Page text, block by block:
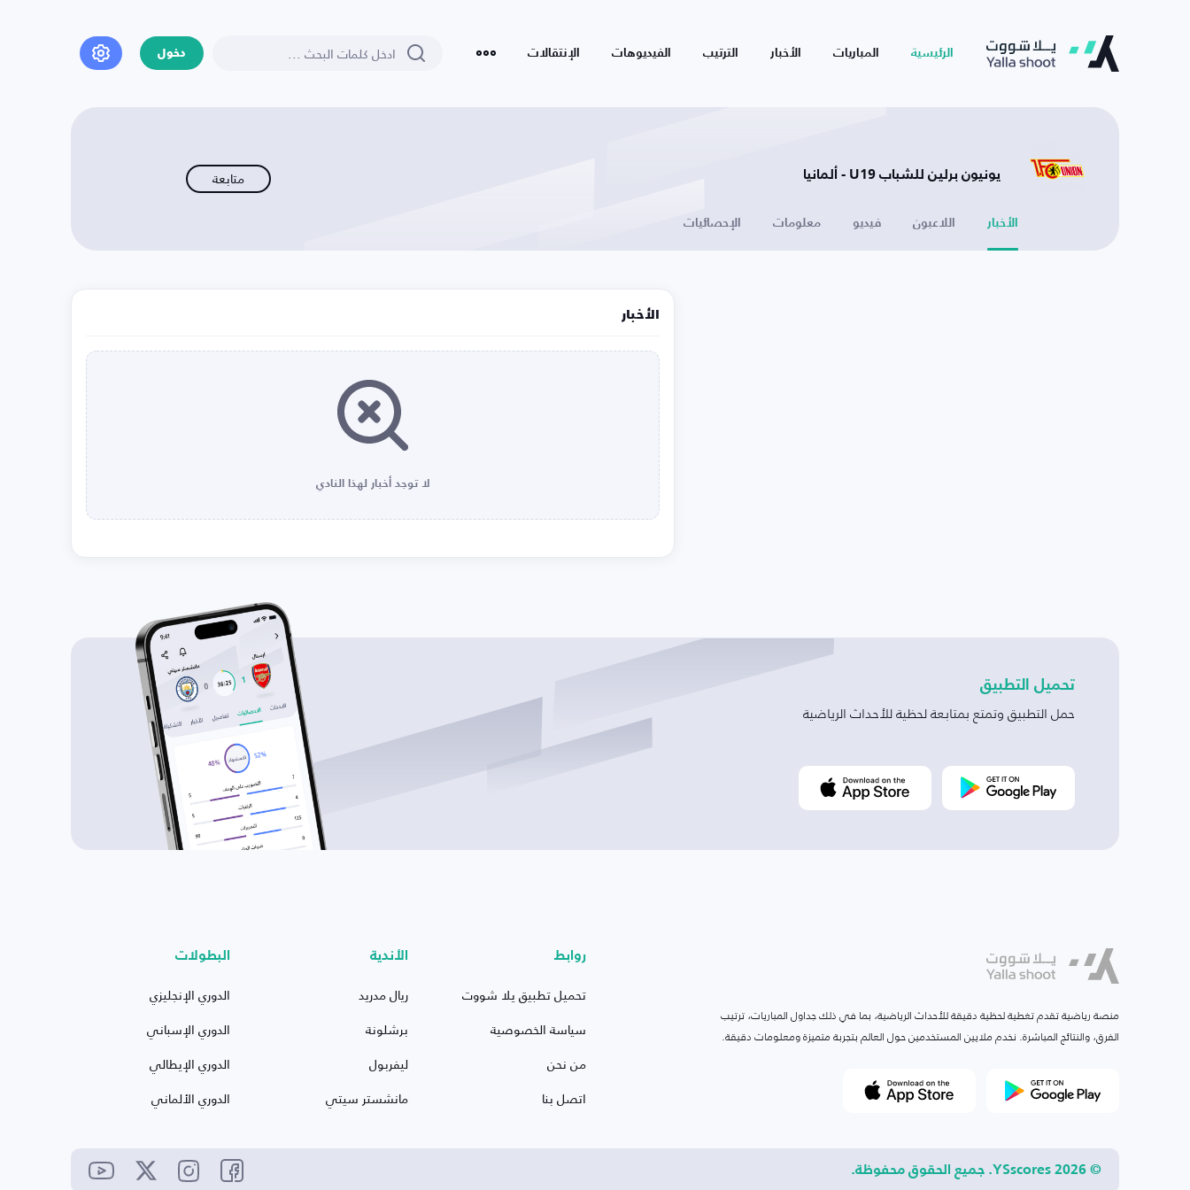
الرئيسية المباريات الأخبار الترتيب الفيديوهات الإنتقالات دخول
يونيون برلين للشباب U19 - ألمانيا متابعة
الأخبار اللاعبون فيديو معلومات الإحصائيات
الأخبار
لا توجد أخبار لهذا النادي
تحميل التطبيق
حمل التطبيق وتمتع بمتابعة لحظية للأحداث الرياضية
منصة رياضية تقدم تغطية لحظية دقيقة للأحداث الرياضية، بما في ذلك جداول المباريات، ترتيب
الفرق، والنتائج المباشرة. نخدم ملايين المستخدمين حول العالم بتجربة متميزة ومعلومات دقيقة.
روابط
تحميل تطبيق يلا شووت
سياسة الخصوصية
من نحن
اتصل بنا
الأندية
ريال مدريد
برشلونة
ليفربول
مانشستر سيتي
البطولات
الدوري الإنجليزي
الدوري الإسباني
الدوري الإيطالي
الدوري الألماني
© 2026 YSscores. جميع الحقوق محفوظة.